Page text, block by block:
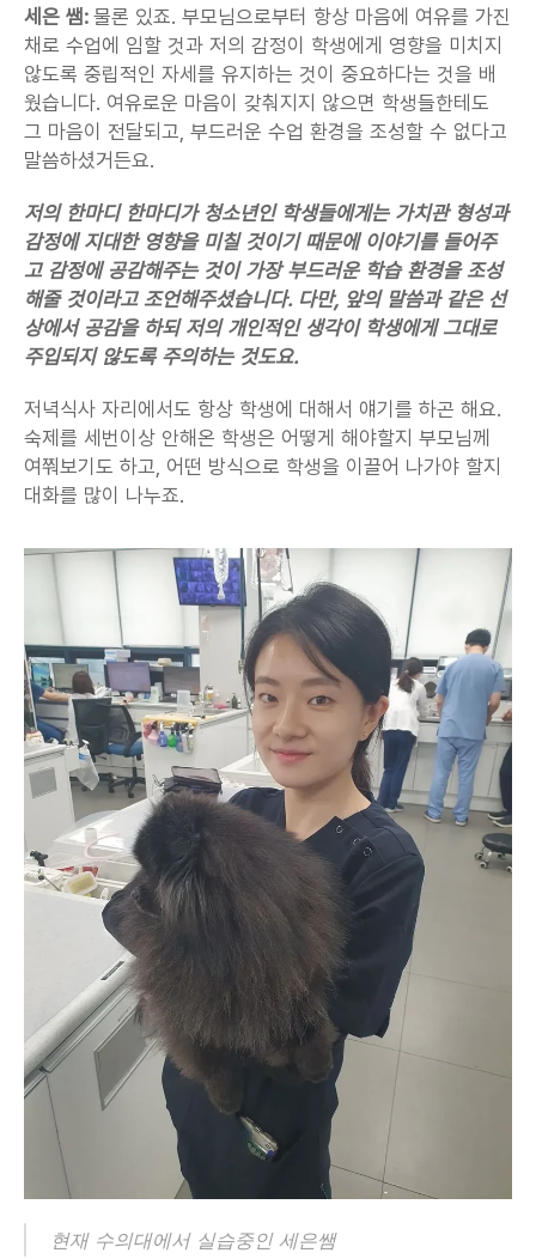
세은 쌤: 물론 있죠. 부모님으로부터 항상 마음에 여유를 가진
채로 수업에 임할 것과 저의 감정이 학생에게 영향을 미치지
않도록 중립적인 자세를 유지하는 것이 중요하다는 것을 배
웠습니다. 여유로운 마음이 갖춰지지 않으면 학생들한테도
그 마음이 전달되고, 부드러운 수업 환경을 조성할 수 없다고
말씀하셨거든요.
저의 한마디 한마디가 청소년인 학생들에게는 가치관 형성과
감정에 지대한 영향을 미칠 것이기 때문에 이야기를 들어주
고 감정에 공감해주는 것이 가장 부드러운 학습 환경을 조성
해줄 것이라고 조언해주셨습니다. 다만, 앞의 말씀과 같은 선
상에서 공감을 하되 저의 개인적인 생각이 학생에게 그대로
주입되지 않도록 주의하는 것도요.
저녁식사 자리에서도 항상 학생에 대해서 얘기를 하곤 해요.
숙제를 세번이상 안해온 학생은 어떻게 해야할지 부모님께
여쭤보기도 하고, 어떤 방식으로 학생을 이끌어 나가야 할지
대화를 많이 나누죠.
현재 수의대에서 실습중인 세은쌤